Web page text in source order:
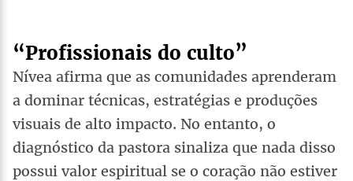
“Profissionais do culto”
Nívea afirma que as comunidades aprenderam
a dominar técnicas, estratégias e produções
visuais de alto impacto. No entanto, o
diagnóstico da pastora sinaliza que nada disso
possui valor espiritual se o coração não estiver